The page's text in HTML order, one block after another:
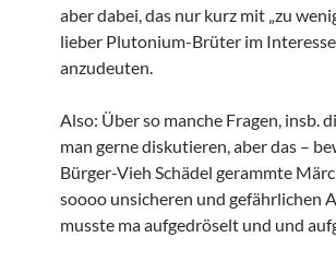
aber dabei, das nur kurz mit „zu
lieber Plutonium-Brüter im Interesse
anzudeuten.
Also: Über so manche Fragen, insb.
man gerne diskutieren, aber das –
Bürger-Vieh Schädel gerammte
soooo unsicheren und gefährlichen
musste ma aufgedröselt und und